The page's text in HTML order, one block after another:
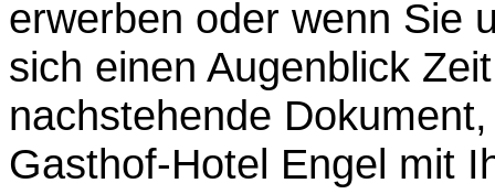
erwerben oder wenn Sie
sich einen Augenblick
nachstehende
Gasthof-Hotel Engel mit